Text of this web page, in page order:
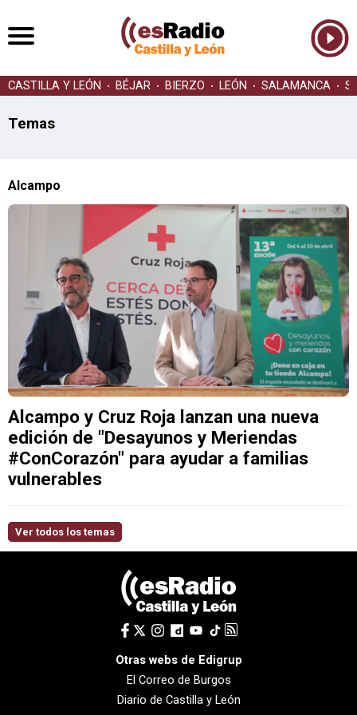
CASTILLA Y LEÓN BÉJAR BIERZO LEÓN SALAMANCA
Temas
Alcampo
Alcampo y Cruz Roja lanzan una nueva
edición de "Desayunos y Meriendas
#ConCorazón" para ayudar a familias
vulnerables
Ver todos los temas
Otras webs de Edigrup
El Correo de Burgos
Diario de Castilla y León